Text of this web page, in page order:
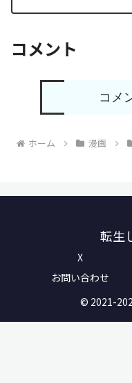
コメント
コメ
ホーム 漫画
転生
X
お問い合わせ
© 2021-